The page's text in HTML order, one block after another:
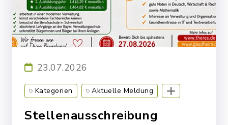
Stellenausschreibung
23.07.2026
Kategorien
Aktuelle Meldung
Aktuelles
Stellenangebote